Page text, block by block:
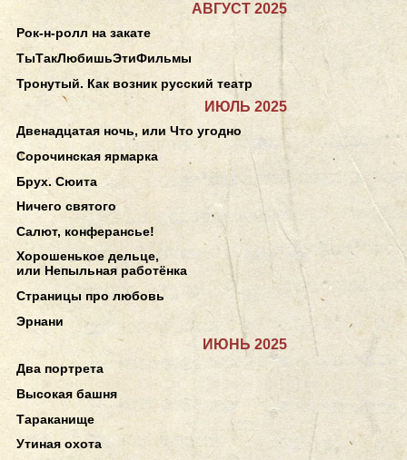
АВГУСТ 2025
Рок-н-ролл на закате
ТыТакЛюбишьЭтиФильмы
Тронутый. Как возник русский театр
ИЮЛЬ 2025
Двенадцатая ночь, или Что угодно
Сорочинская ярмарка
Брух. Сюита
Ничего святого
Салют, конферансье!
Хорошенькое дельце,
или Непыльная работёнка
Страницы про любовь
Эрнани
ИЮНЬ 2025
Два портрета
Высокая башня
Тараканище
Утиная охота